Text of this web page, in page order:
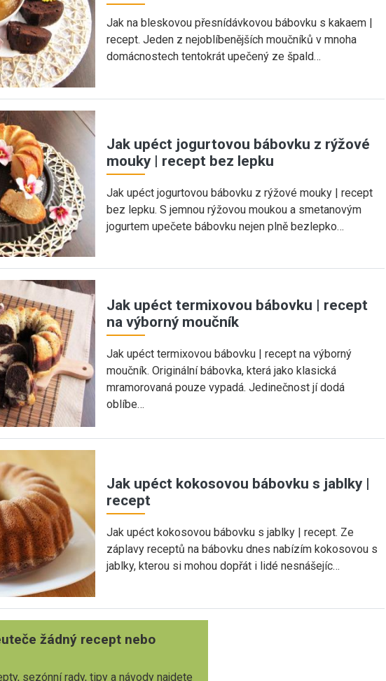
Jak na bleskovou přesnídávkovou bábovku s kakaem |
recept. Jeden z nejoblíbenějších moučníků v mnoha
domácnostech tentokrát upečený ze špald…
Jak upéct jogurtovou bábovku z rýžové
mouky | recept bez lepku
Jak upéct jogurtovou bábovku z rýžové mouky | recept
bez lepku. S jemnou rýžovou moukou a smetanovým
jogurtem upečete bábovku nejen plně bezlepko…
Jak upéct termixovou bábovku | recept
na výborný moučník
Jak upéct termixovou bábovku | recept na výborný
moučník. Originální bábovka, která jako klasická
mramorovaná pouze vypadá. Jedinečnost jí dodá
oblíbe…
Jak upéct kokosovou bábovku s jablky |
recept
Jak upéct kokosovou bábovku s jablky | recept. Ze
záplavy receptů na bábovku dnes nabízím kokosovou s
jablky, kterou si mohou dopřát i lidé nesnášejíc…
žádný recept nebo
sezónní rady, tipy a návody najdete